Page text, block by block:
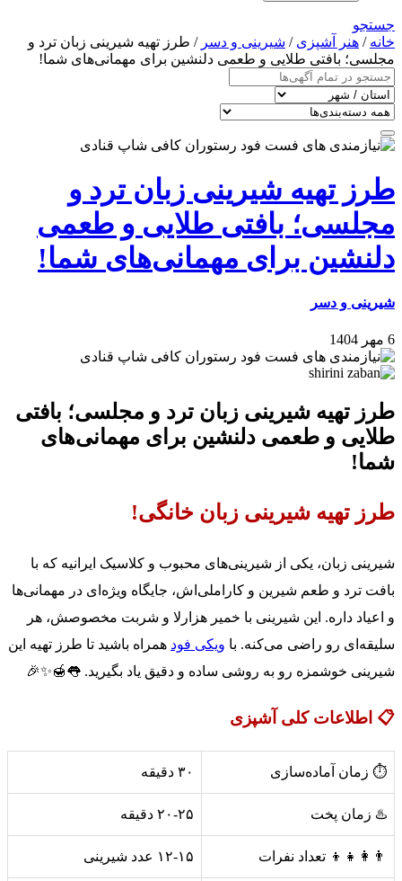
جستجو
خانه / هنر آشپزی / شیرینی و دسر / طرز تهیه شیرینی زبان ترد و
مجلسی؛ بافتی طلایی و طعمی دلنشین برای مهمانی‌های شما!
طرز تهیه شیرینی زبان ترد و
مجلسی؛ بافتی طلایی و طعمی
دلنشین برای مهمانی‌های شما!
شیرینی و دسر
6 مهر 1404
طرز تهیه شیرینی زبان ترد و مجلسی؛ بافتی
طلایی و طعمی دلنشین برای مهمانی‌های
شما!
طرز تهیه شیرینی زبان خانگی!
شیرینی زبان، یکی از شیرینی‌های محبوب و کلاسیک ایرانیه که با
بافت ترد و طعم شیرین و کاراملی‌اش، جایگاه ویژه‌ای در مهمانی‌ها
و اعیاد داره. این شیرینی با خمیر هزارلا و شربت مخصوصش، هر
سلیقه‌ای رو راضی می‌کنه. با ویکی فود همراه باشید تا طرز تهیه این
شیرینی خوشمزه رو به روشی ساده و دقیق یاد بگیرید. 👅🍯✨🎉
📋 اطلاعات کلی آشپزی
⏱️ زمان آماده‌سازی ۳۰ دقیقه
♨️ زمان پخت ۲۰-۲۵ دقیقه
👨‍👩‍👧‍👦 تعداد نفرات ۱۲-۱۵ عدد شیرینی